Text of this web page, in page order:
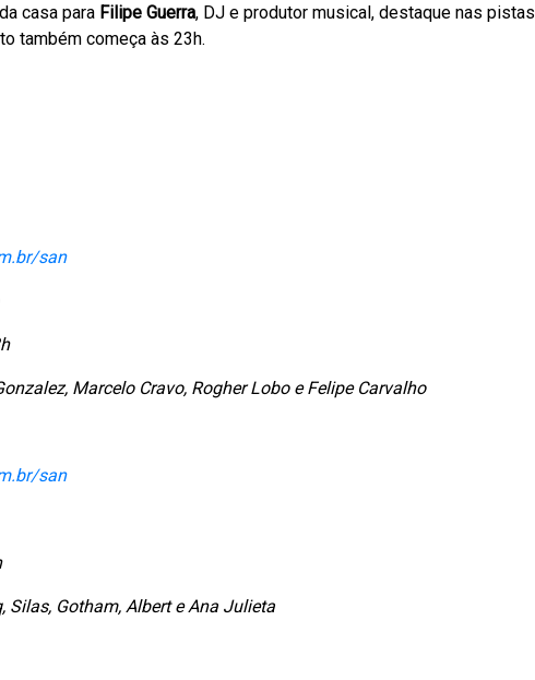
casa para Filipe Guerra, DJ e produtor musical, destaque nas pistas
também começa às 23h.
san
Marcelo Cravo, Rogher Lobo e Felipe Carvalho
san
Silas, Gotham, Albert e Ana Julieta